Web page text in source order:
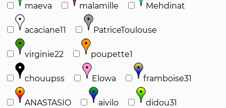
maeva malamille Mehdinat
acaciane11 PatriceToulouse
virginie22 poupette1
chouupss Elowa framboise31
ANASTASIO aivilo didou31